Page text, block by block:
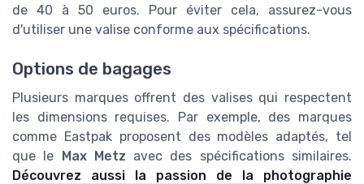
de 40 à 50 euros. Pour éviter cela, assurez-vous
d'utiliser une valise conforme aux spécifications.
Options de bagages
Plusieurs marques offrent des valises qui respectent
les dimensions requises. Par exemple, des marques
comme Eastpak proposent des modèles adaptés, tel
que le Max Metz avec des spécifications similaires.
Découvrez aussi la passion de la photographie